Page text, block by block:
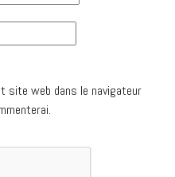
site web dans le navigateur